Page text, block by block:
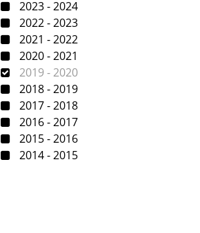
2023 - 2024
2022 - 2023
2021 - 2022
2020 - 2021
2019 - 2020
2018 - 2019
2017 - 2018
2016 - 2017
2015 - 2016
2014 - 2015